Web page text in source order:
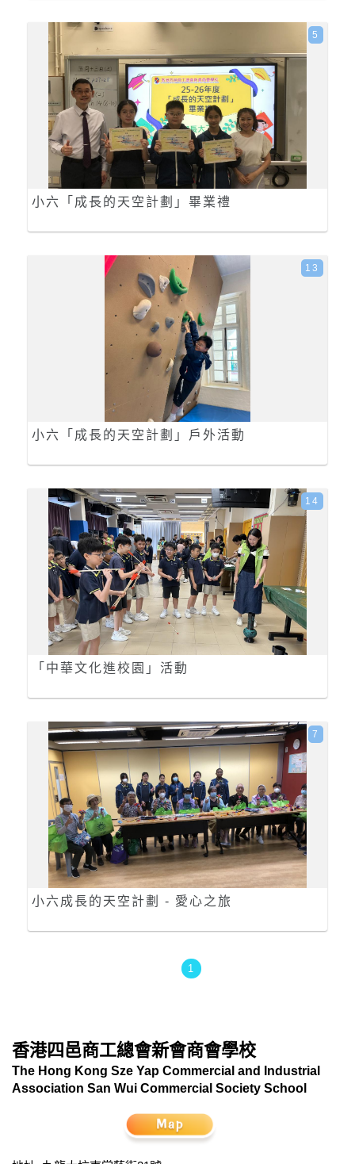
小六「成長的天空計劃」畢業禮
5
小六「成長的天空計劃」戶外活動
13
「中華文化進校園」活動
14
小六成長的天空計劃 - 愛心之旅
7
1
香港四邑商工總會新會商會學校
The Hong Kong Sze Yap Commercial and Industrial
Association San Wui Commercial Society School